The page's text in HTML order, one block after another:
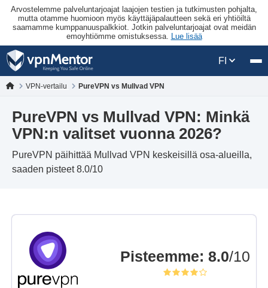
Arvostelemme palveluntarjoajat laajojen testien ja tutkimusten pohjalta,
mutta otamme huomioon myös käyttäjäpalautteen sekä eri yhtiöiltä
saamamme kumppanuuspalkkiot. Jotkin palveluntarjoajat ovat meidän
emoyhtiömme omistuksessa. Lue lisää
FI
VPN-vertailu PureVPN vs Mullvad VPN
PureVPN vs Mullvad VPN: Minkä
VPN:n valitset vuonna 2026?
PureVPN päihittää Mullvad VPN keskeisillä osa-alueilla,
saaden pisteet 8.0/10
Pisteemme: 8.0/10